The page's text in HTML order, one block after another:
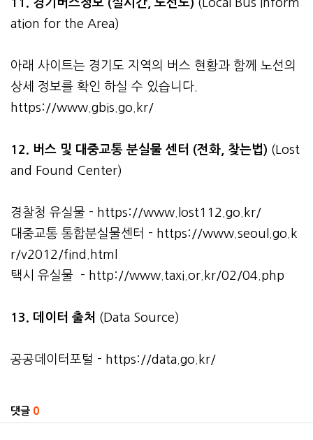
ation for the Area)
아래 사이트는 경기도 지역의 버스 현황과 함께 노선의
상세 정보를 확인 하실 수 있습니다.
https://www.gbis.go.kr/
12. 버스 및 대중교통 분실물 센터 (전화, 찾는법) (Lost
and Found Center)
경찰청 유실물 - https://www.lost112.go.kr/
대중교통 통합분실물센터 - https://www.seoul.go.k
r/v2012/find.html
택시 유실물 - http://www.taxi.or.kr/02/04.php
13. 데이터 출처 (Data Source)
공공데이터포털 - https://data.go.kr/
댓글 0